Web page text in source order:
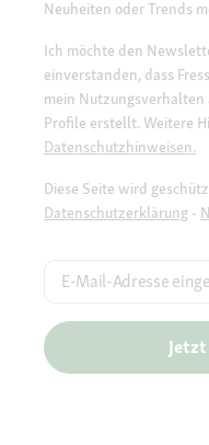
Neuheiten oder Trends
Ich möchte den
einverstanden, dass
mein
Profile erstellt. Weitere
Datenschutzhinweisen.
Diese Seite wird
Datenschutzerklärung -
E-Mail-Adresse